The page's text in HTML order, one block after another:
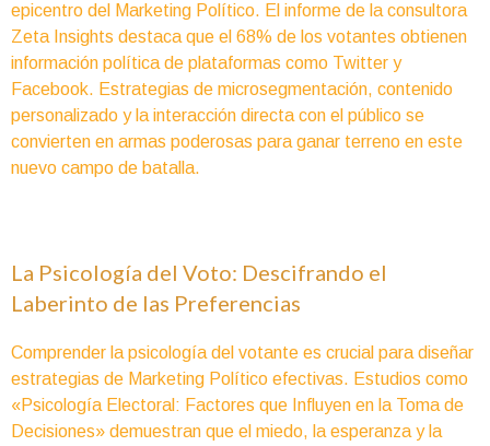
epicentro del Marketing Político. El informe de la consultora
Zeta Insights destaca que el 68% de los votantes obtienen
información política de plataformas como Twitter y
Facebook. Estrategias de microsegmentación, contenido
personalizado y la interacción directa con el público se
convierten en armas poderosas para ganar terreno en este
nuevo campo de batalla.
La Psicología del Voto: Descifrando el
Laberinto de las Preferencias
Comprender la psicología del votante es crucial para diseñar
estrategias de Marketing Político efectivas. Estudios como
«Psicología Electoral: Factores que Influyen en la Toma de
Decisiones» demuestran que el miedo, la esperanza y la